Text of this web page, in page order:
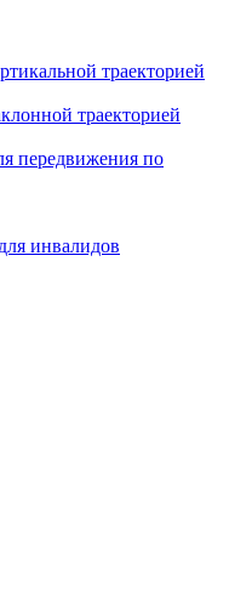
траекторией
траекторией
передвижения по
инвалидов